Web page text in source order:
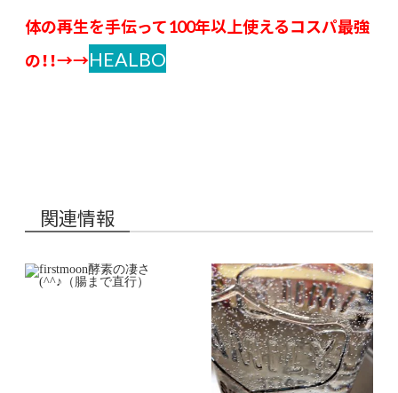
体の再生を手伝って100年以上使えるコスパ最強
の！！→→HEALBO
関連情報